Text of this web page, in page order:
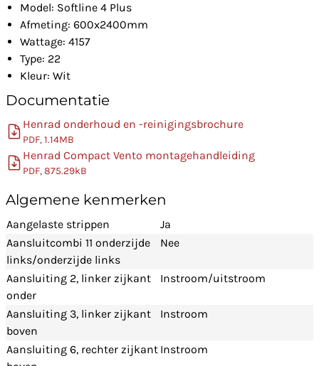
Model: Softline 4 Plus
Afmeting: 600x2400mm
Wattage: 4157
Type: 22
Kleur: Wit
Documentatie
Henrad onderhoud en -reinigingsbrochure
PDF, 1.14MB
Henrad Compact Vento montagehandleiding
PDF, 875.29kB
Algemene kenmerken
Aangelaste strippen
Ja
Aansluitcombi 11 onderzijde
links/onderzijde links
Nee
Aansluiting 2, linker zijkant
onder
Instroom/uitstroom
Aansluiting 3, linker zijkant
boven
Instroom
Aansluiting 6, rechter zijkant Instroom